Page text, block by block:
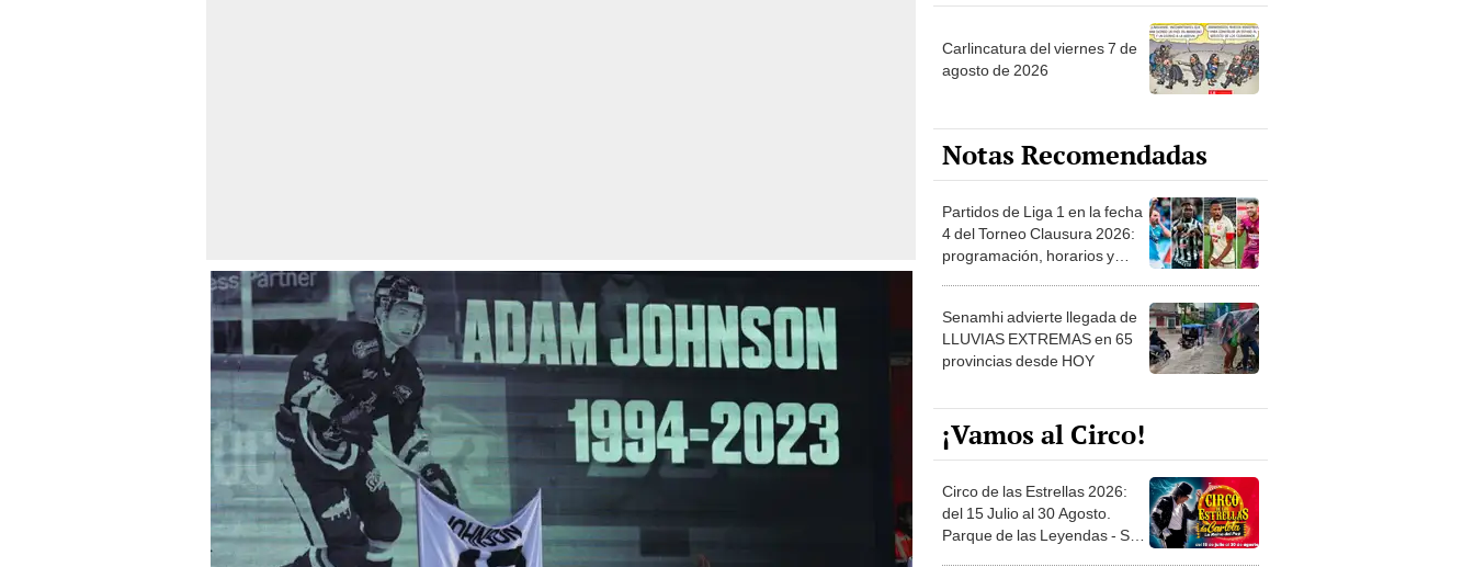
agosto de 2026
Notas Recomendadas
4 del Torneo Clausura 2026:
programación, horarios y
dónde ver
LLUVIAS EXTREMAS en 65
provincias desde HOY
¡Vamos al Circo!
del 15 Julio al 30 Agosto.
Parque de las Leyendas - San
Miguel